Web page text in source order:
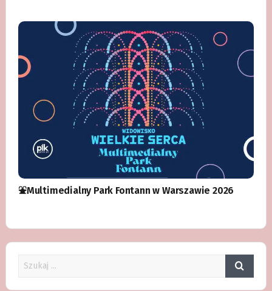
⛲️Multimedialny Park Fontann w Warszawie 2026